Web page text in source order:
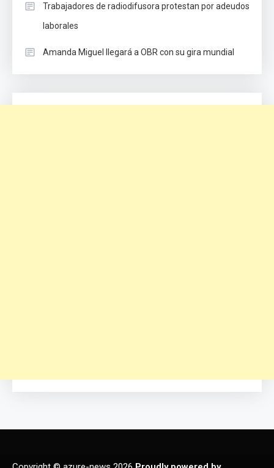
Trabajadores de radiodifusora protestan por adeudos
laborales
Amanda Miguel llegará a OBR con su gira mundial